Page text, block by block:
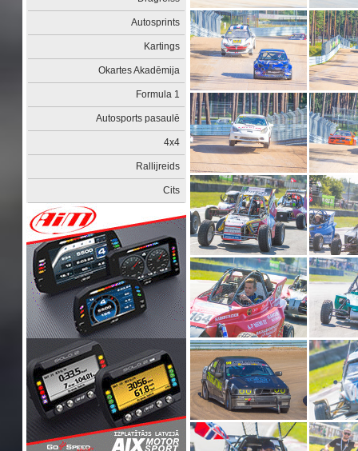
Autosprints
Kartings
Okartes Akadēmija
Formula 1
Autosports pasaulē
4x4
Rallijreids
Cits